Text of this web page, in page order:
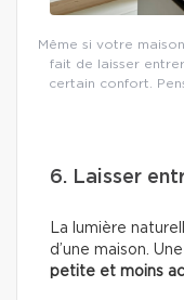
Même si votre
fait de laisser
certain confort.
6. Laisser
La lumière
d’une maison.
petite et moins